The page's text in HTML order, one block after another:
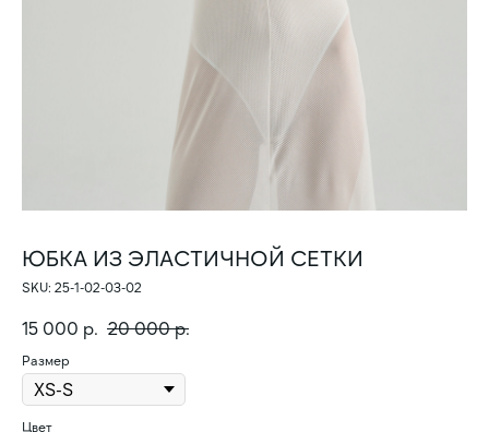
ЮБКА ИЗ ЭЛАСТИЧНОЙ СЕТКИ
SKU: 25-1-02-03-02
15 000 р. 20 000 р.
Размер
Цвет